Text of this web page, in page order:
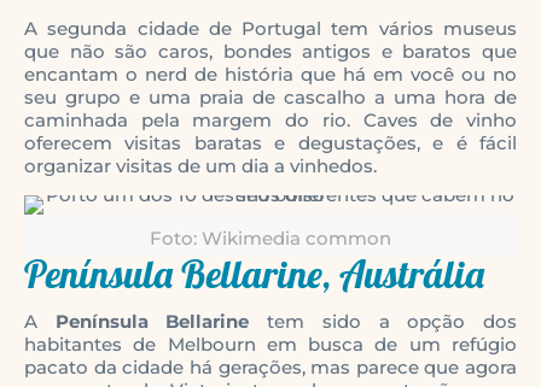
A segunda cidade de Portugal tem vários museus
que não são caros, bondes antigos e baratos que
encantam o nerd de história que há em você ou no
seu grupo e uma praia de cascalho a uma hora de
caminhada pela margem do rio. Caves de vinho
oferecem visitas baratas e degustações, e é fácil
organizar visitas de um dia a vinhedos.
Foto: Wikimedia common
Península Bellarine, Austrália
A Península Bellarine tem sido a opção dos
habitantes de Melbourn em busca de um refúgio
pacato da cidade há gerações, mas parece que agora